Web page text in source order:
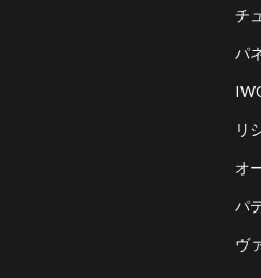
チ
パ
リ
オ
パ
ヴ